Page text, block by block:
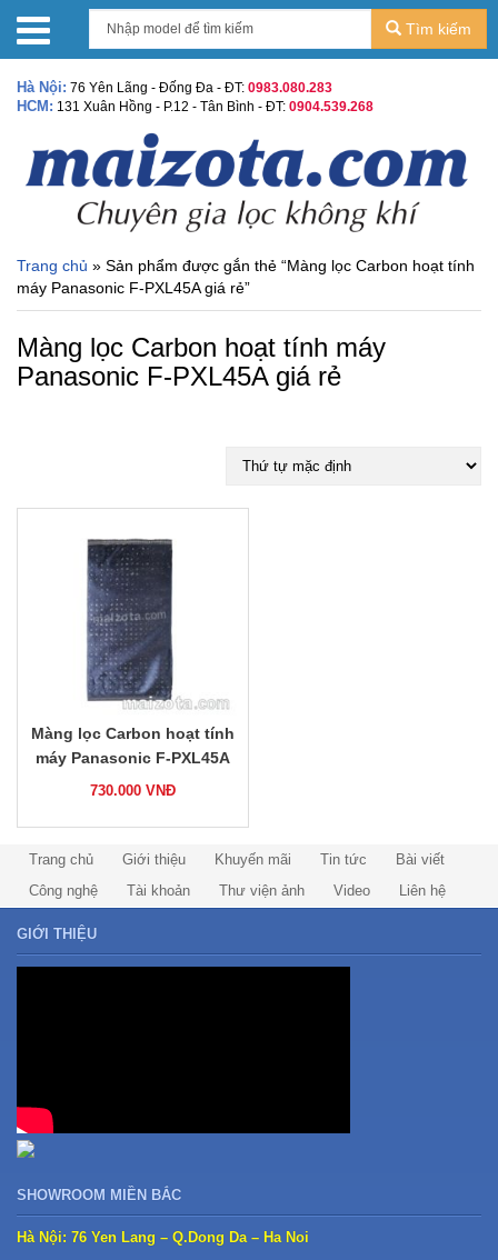
Tìm kiếm
Hà Nội: 76 Yên Lãng - Đống Đa - ĐT: 0983.080.283
HCM: 131 Xuân Hồng - P.12 - Tân Bình - ĐT: 0904.539.268
Trang chủ » Sản phẩm được gắn thẻ “Màng lọc Carbon hoạt tính
máy Panasonic F-PXL45A giá rẻ”
Màng lọc Carbon hoạt tính máy
Panasonic F-PXL45A giá rẻ
Màng lọc Carbon hoạt tính
máy Panasonic F-PXL45A
730.000 VNĐ
Trang chủ Giới thiệu Khuyến mãi Tin tức
Bài viết
Công nghệ
Tài khoản Thư viện ảnh Video Liên hệ
GIỚI THIỆU
SHOWROOM MIỀN BẮC
Hà Nội: 76 Yen Lang – Q.Dong Da – Ha Noi